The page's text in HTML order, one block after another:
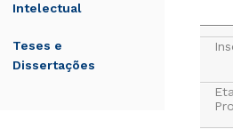
Intelectual
Teses e
Dissertações